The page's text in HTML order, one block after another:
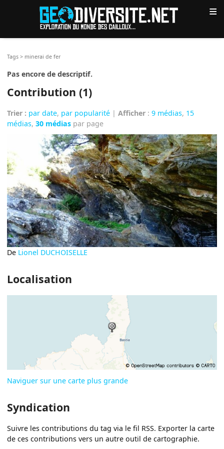
≡
Tags > minerai de fer
Pas encore de descriptif.
Contribution (1)
Trier : par date, par popularité |Afficher :9 médias, 15
médias,30 médias par page
De Lionel DUCHOISELLE
Localisation
Naviguer sur une carte plus grande
Syndication
Suivre les contributions du tag via le fil RSS. Exporter la carte
de ces contributions vers un autre outil de cartographie.